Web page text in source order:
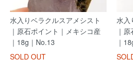
水入りベラクルスアメシスト
｜原石ポイント｜メキシコ産
｜18g｜No.13
SOLD OUT
水入
｜
｜